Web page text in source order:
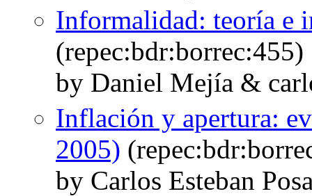
Informalidad: teoría e
(repec:bdr:borrec:455)
by Daniel Mejía &
Inflación y apertura:
2005)
by Carlos Esteban